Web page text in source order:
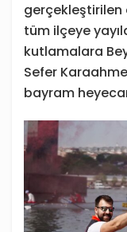
tüm ilçeye
kutlamalara
Sefer
bayram